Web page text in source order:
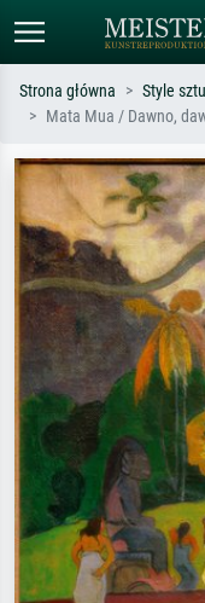
Szukaj wg artysty, tytułu lub
Monet, Gwiaździsta
impresjonizm, fala
Strona główna Style
Mata Mua / Dawno,